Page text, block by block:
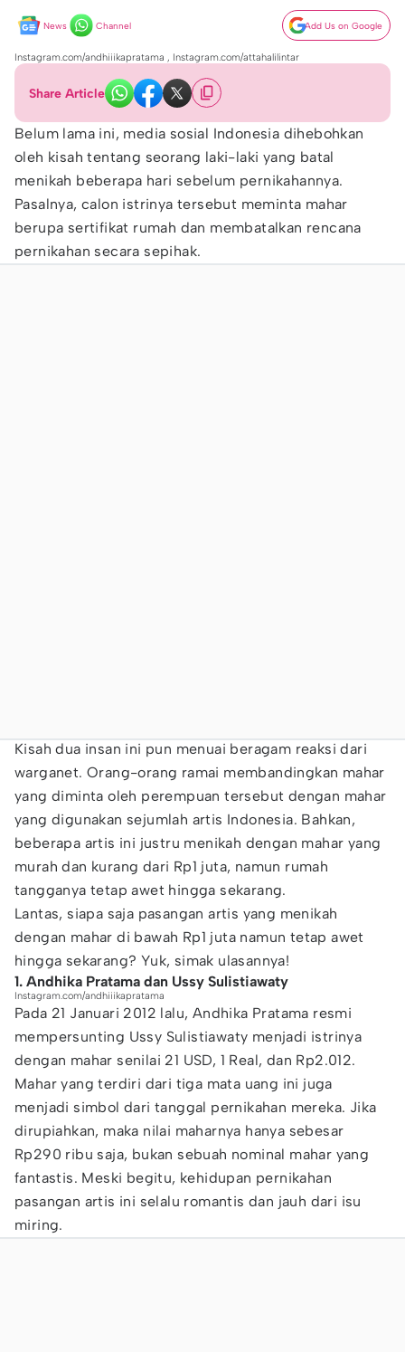
News Channel Add Us on Google
Instagram.com/andhiiikapratama , Instagram.com/attahalilintar
Share Article
Belum lama ini, media sosial Indonesia dihebohkan
oleh kisah tentang seorang laki-laki yang batal
menikah beberapa hari sebelum pernikahannya.
Pasalnya, calon istrinya tersebut meminta mahar
berupa sertifikat rumah dan membatalkan rencana
pernikahan secara sepihak.
Kisah dua insan ini pun menuai beragam reaksi dari
warganet. Orang-orang ramai membandingkan mahar
yang diminta oleh perempuan tersebut dengan mahar
yang digunakan sejumlah artis Indonesia. Bahkan,
beberapa artis ini justru menikah dengan mahar yang
murah dan kurang dari Rp1 juta, namun rumah
tangganya tetap awet hingga sekarang.
Lantas, siapa saja pasangan artis yang menikah
dengan mahar di bawah Rp1 juta namun tetap awet
hingga sekarang? Yuk, simak ulasannya!
1. Andhika Pratama dan Ussy Sulistiawaty
Instagram.com/andhiiikapratama
Pada 21 Januari 2012 lalu, Andhika Pratama resmi
mempersunting Ussy Sulistiawaty menjadi istrinya
dengan mahar senilai 21 USD, 1 Real, dan Rp2.012.
Mahar yang terdiri dari tiga mata uang ini juga
menjadi simbol dari tanggal pernikahan mereka. Jika
dirupiahkan, maka nilai maharnya hanya sebesar
Rp290 ribu saja, bukan sebuah nominal mahar yang
fantastis. Meski begitu, kehidupan pernikahan
pasangan artis ini selalu romantis dan jauh dari isu
miring.